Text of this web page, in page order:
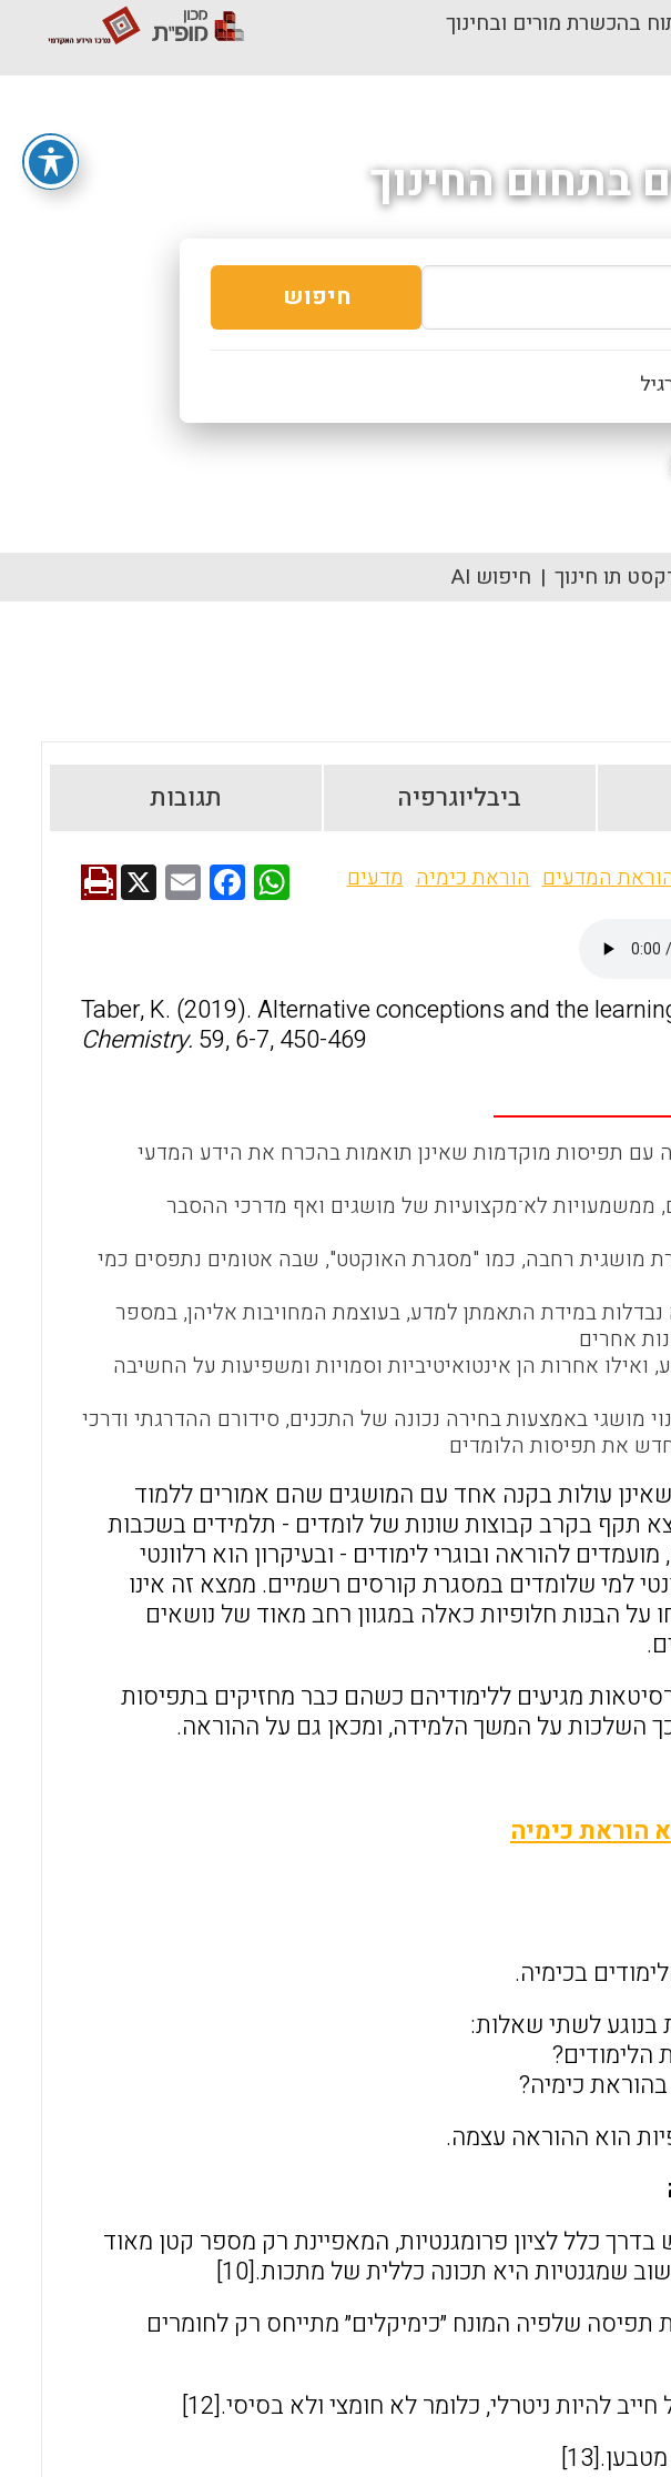
בהכשרת מורים ובחינוך
בתחום החינוך
חיפוש
תו חינוך חיפוש AI
ביבליוגרפיה תגובות
W
h
s
A
p
F
a
b
o
o
E
m
l
X המדעים הוראת כימיה מדעים
Taber, K. (2019). Alternative conceptions and the
Chemistry. 59, 6-7, 450-469
עם תפיסות מוקדמות שאינן תואמות בהכרח את הידע המדעי
ממשמעויות לא־מקצועיות של מושגים ואף מדרכי ההסבר
מושגית רחבה, כמו "מסגרת האוקטט", שבה אטומים נתפסים כמי
במידת התאמתן למדע, בעוצמת המחויבות אליהן, במספר
אחרים
ואילו אחרות הן אינטואיטיביות וסמויות ומשפיעות על החשיבה
מושגי באמצעות בחירה נכונה של התכנים, סידורם ההדרגתי ודרכי
את תפיסות הלומדים
עולות בקנה אחד עם המושגים שהם אמורים ללמוד
תקף בקרב קבוצות שונות של לומדים - תלמידים בשכבות
להוראה ובוגרי לימודים - ובעיקרון הוא רלוונטי
למי שלומדים במסגרת קורסים רשמיים. ממצא זה אינו
על הבנות חלופיות כאלה במגוון רחב מאוד של נושאים
מגיעים ללימודיהם כשהם כבר מחזיקים בתפיסות
השלכות על המשך הלמידה, ומכאן גם על ההוראה.
הוראת כימיה
בכימיה.
בנוגע לשתי שאלות:
הלימודים?
כימיה?
הוא ההוראה עצמה.
כלל לציון פרומגנטיות, המאפיינת רק מספר קטן מאוד
שמגנטיות היא תכונה כללית של מתכות.[10]
תפיסה שלפיה המונח ״כימיקלים״ מתייחס רק לחומרים
להיות ניטרלי, כלומר לא חומצי ולא בסיסי.[12]